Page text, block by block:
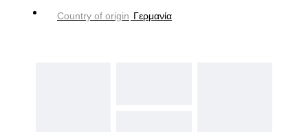
Country of origin Γερμανία